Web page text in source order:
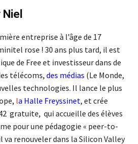
entreprise à l’âge de 17
rose ! 30 ans plus tard, il est
de Free et investisseur dans de
télécoms, des médias (Le Monde,
technologies. Il lance le plus
la Halle Freyssinet, et crée
gratuite, qui accueille des élèves
pour une pédagogie « peer-to-
va renouveler dans la Silicon Valley